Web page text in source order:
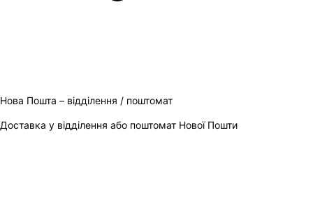
Нова Пошта – відділення / поштомат
Доставка у відділення або поштомат Нової Пошти